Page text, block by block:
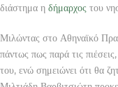
διάστημα η δήμαρχος του
Μιλώντας στο Αθηναϊκό
πάντως πως παρά τις
του, ενώ σημειώνει ότι θα